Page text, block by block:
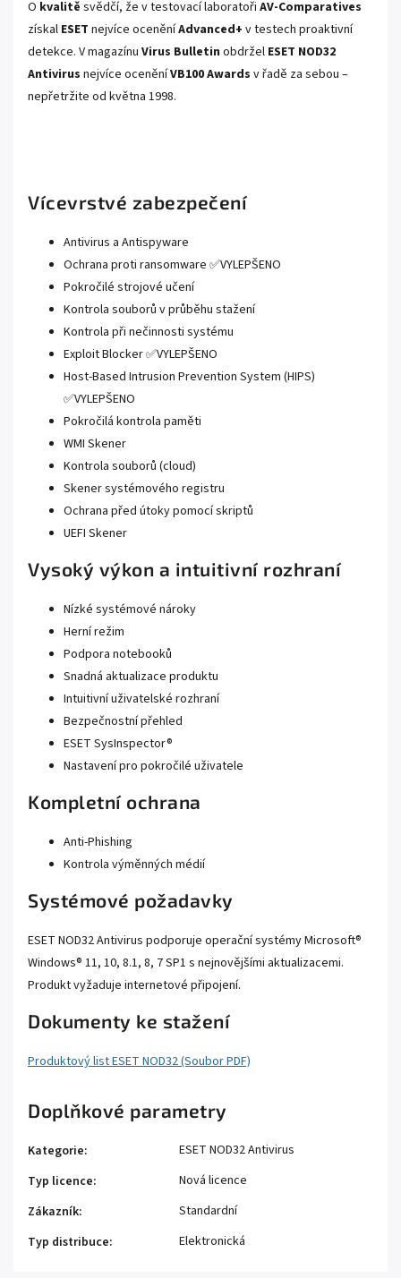
O kvalitě svědčí, že v testovací laboratoři AV-Comparatives
získal ESET nejvíce oceněníAdvanced+ v testech proaktivní
detekce. V magazínu Virus Bulletin obdržel ESET NOD32
Antivirus nejvíce oceněníVB100 Awards v řadě za sebou –
nepřetržite od května 1998.
Vícevrstvé zabezpečení
Antivirus a Antispyware
Ochrana proti ransomware ✅VYLEPŠENO
Pokročilé strojové učení
Kontrola souborů v průběhu stažení
Kontrola při nečinnosti systému
Exploit Blocker ✅VYLEPŠENO
Host-Based Intrusion Prevention System (HIPS)
✅VYLEPŠENO
Pokročilá kontrola paměti
WMI Skener
Kontrola souborů (cloud)
Skener systémového registru
Ochrana před útoky pomocí skriptů
UEFI Skener
Vysoký výkon a intuitivní rozhraní
Nízké systémové nároky
Herní režim
Podpora notebooků
Snadná aktualizace produktu
Intuitivní uživatelské rozhraní
Bezpečnostní přehled
ESET SysInspector®
Nastavení pro pokročilé uživatele
Kompletní ochrana
Anti-Phishing
Kontrola výměnných médií
Systémové požadavky
ESET NOD32 Antivirus podporuje operační systémy Microsoft®
Windows® 11, 10, 8.1, 8, 7 SP1 s nejnovějšími aktualizacemi.
Produkt vyžaduje internetové připojení.
Dokumenty ke stažení
Produktový list ESET NOD32 (Soubor PDF)
Doplňkové parametry
Kategorie:
ESET NOD32 Antivirus
Typ licence:
Nová licence
Zákazník:
Standardní
Typ distribuce: Elektronická